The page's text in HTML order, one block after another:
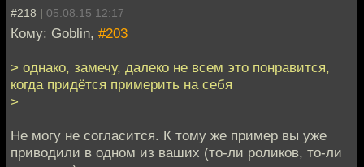
#218 | 05.08.15 12:17
Кому: Goblin, #203
> однако, замечу, далеко не всем это понравится,
когда придётся примерить на себя
>
Не могу не согласится. К тому же пример вы уже
приводили в одном из ваших (то-ли роликов, то-ли